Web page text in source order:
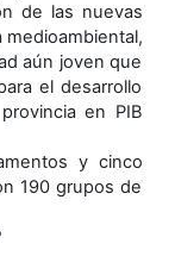
de las nuevas
aún joven que
el desarrollo
en PIB
y cinco
190 grupos de